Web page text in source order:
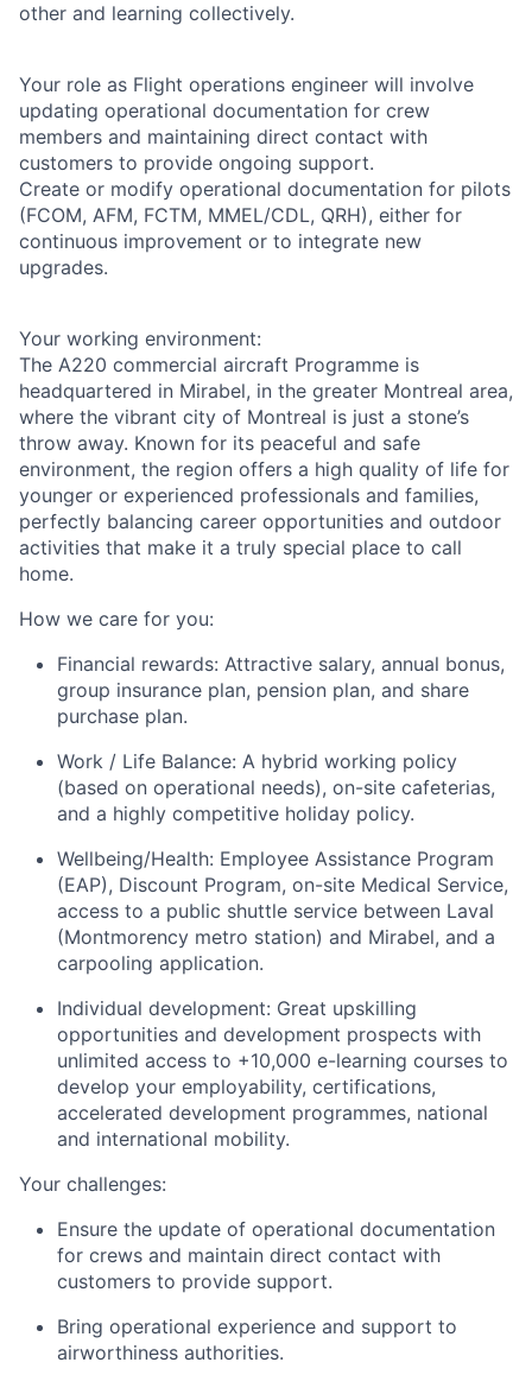
other and learning collectively.
Your role as Flight operations engineer will involve
updating operational documentation for crew
members and maintaining direct contact with
customers to provide ongoing support.
Create or modify operational documentation for pilots
(FCOM, AFM, FCTM, MMEL/CDL, QRH), either for
continuous improvement or to integrate new
upgrades.
Your working environment:
The A220 commercial aircraft Programme is
headquartered in Mirabel, in the greater Montreal area,
where the vibrant city of Montreal is just a stone’s
throw away. Known for its peaceful and safe
environment, the region offers a high quality of life for
younger or experienced professionals and families,
perfectly balancing career opportunities and outdoor
activities that make it a truly special place to call
home.
How we care for you:
Financial rewards: Attractive salary, annual bonus,
group insurance plan, pension plan, and share
purchase plan.
Work / Life Balance: A hybrid working policy
(based on operational needs), on-site cafeterias,
and a highly competitive holiday policy.
Wellbeing/Health: Employee Assistance Program
(EAP), Discount Program, on-site Medical Service,
access to a public shuttle service between Laval
(Montmorency metro station) and Mirabel, and a
carpooling application.
Individual development: Great upskilling
opportunities and development prospects with
unlimited access to +10,000 e-learning courses to
develop your employability, certifications,
accelerated development programmes, national
and international mobility.
Your challenges:
Ensure the update of operational documentation
for crews and maintain direct contact with
customers to provide support.
Bring operational experience and support to
airworthiness authorities.